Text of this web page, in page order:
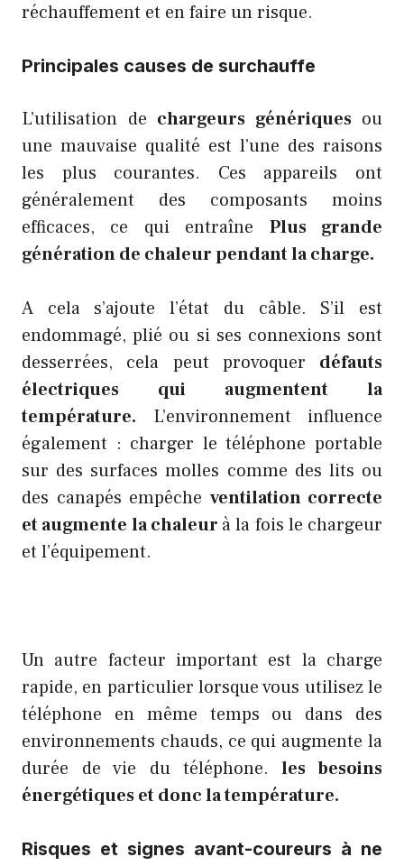
réchauffement et en faire un risque.
Principales causes de surchauffe
L’utilisation de chargeurs génériquesou
une mauvaise qualité est l’une des raisons
les plus courantes. Ces appareils ont
généralement des composants moins
efficaces, ce qui entraîne Plus grande
génération de chaleur pendant la charge.
A cela s’ajoute l’état du câble. S’il est
endommagé, plié ou si ses connexions sont
desserrées, cela peut provoquer défauts
électriques qui augmentent la
température. L’environnement influence
également : charger le téléphone portable
sur des surfaces molles comme des lits ou
des canapés empêche ventilation correcte
et augmente la chaleur à la fois le chargeur
et l’équipement.
Un autre facteur important est la charge
rapide, en particulier lorsque vous utilisez le
téléphone en même temps ou dans des
environnements chauds, ce qui augmente la
durée de vie du téléphone. les besoins
énergétiques et donc la température.
Risques et signes avant-coureurs à ne